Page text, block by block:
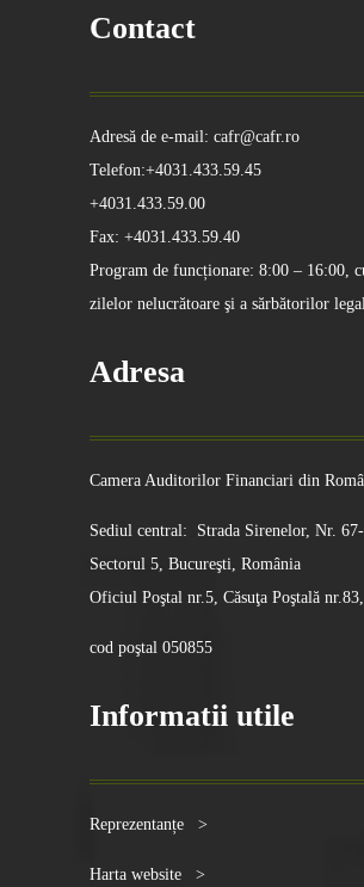
Contact
Adresă de e-mail: cafr@cafr.ro
Telefon:+4031.433.59.45
+4031.433.59.00
Fax: +4031.433.59.40
Program de funcționare: 8:00 – 16:00,
zilelor nelucrătoare şi a sărbătorilor
Adresa
Camera Auditorilor Financiari din
Sediul central: Strada Sirenelor, Nr.
Sectorul 5, Bucureşti, România
Oficiul Poştal nr.5, Căsuţa Poştală nr.83,
cod poştal 050855
Informatii utile
Reprezentanțe >
Harta website >